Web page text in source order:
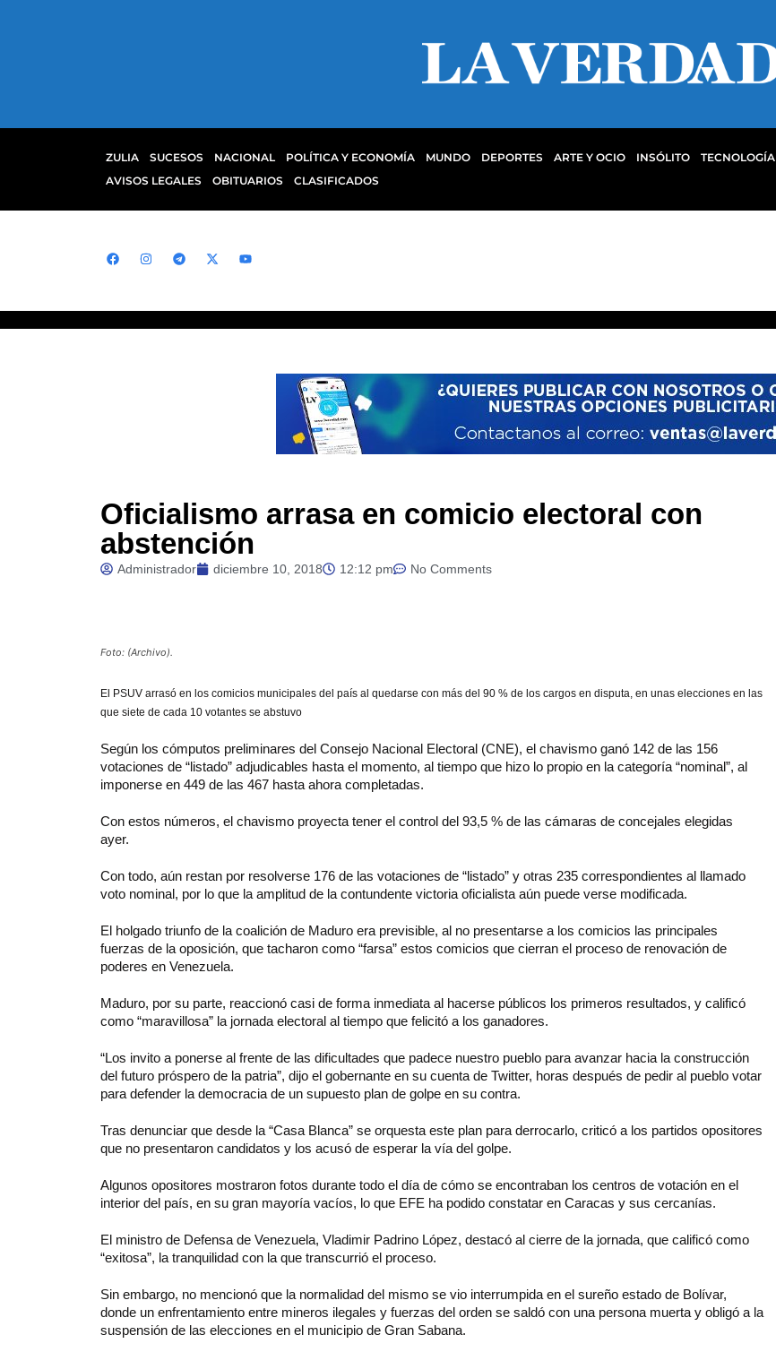
ZULIA SUCESOS NACIONAL POLÍTICA Y ECONOMÍA MUNDO DEPORTES ARTE Y OCIO INSÓLITO TECNOLOGÍA
AVISOS LEGALES
OBITUARIOS CLASIFICADOS
Oficialismo arrasa en comicio electoral con
abstención
Administrador diciembre 10, 2018 12:12 pm No Comments
Foto: (Archivo).
El PSUV arrasó en los comicios municipales del país al quedarse con más del 90 % de los cargos en disputa, en unas elecciones en las
que siete de cada 10 votantes se abstuvo
Según los cómputos preliminares del Consejo Nacional Electoral (CNE), el chavismo ganó 142 de las 156
votaciones de “listado” adjudicables hasta el momento, al tiempo que hizo lo propio en la categoría “nominal”, al
imponerse en 449 de las 467 hasta ahora completadas.
Con estos números, el chavismo proyecta tener el control del 93,5 % de las cámaras de concejales elegidas
ayer.
Con todo, aún restan por resolverse 176 de las votaciones de “listado” y otras 235 correspondientes al llamado
voto nominal, por lo que la amplitud de la contundente victoria oficialista aún puede verse modificada.
El holgado triunfo de la coalición de Maduro era previsible, al no presentarse a los comicios las principales
fuerzas de la oposición, que tacharon como “farsa” estos comicios que cierran el proceso de renovación de
poderes en Venezuela.
Maduro, por su parte, reaccionó casi de forma inmediata al hacerse públicos los primeros resultados, y calificó
como “maravillosa” la jornada electoral al tiempo que felicitó a los ganadores.
“Los invito a ponerse al frente de las dificultades que padece nuestro pueblo para avanzar hacia la construcción
del futuro próspero de la patria”, dijo el gobernante en su cuenta de Twitter, horas después de pedir al pueblo votar
para defender la democracia de un supuesto plan de golpe en su contra.
Tras denunciar que desde la “Casa Blanca” se orquesta este plan para derrocarlo, criticó a los partidos opositores
que no presentaron candidatos y los acusó de esperar la vía del golpe.
Algunos opositores mostraron fotos durante todo el día de cómo se encontraban los centros de votación en el
interior del país, en su gran mayoría vacíos, lo que EFE ha podido constatar en Caracas y sus cercanías.
El ministro de Defensa de Venezuela, Vladimir Padrino López, destacó al cierre de la jornada, que calificó como
“exitosa”, la tranquilidad con la que transcurrió el proceso.
Sin embargo, no mencionó que la normalidad del mismo se vio interrumpida en el sureño estado de Bolívar,
donde un enfrentamiento entre mineros ilegales y fuerzas del orden se saldó con una persona muerta y obligó a la
suspensión de las elecciones en el municipio de Gran Sabana.